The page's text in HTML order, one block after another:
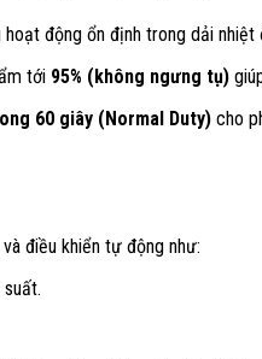
hoạt động ổn định trong dải
tới 95% (không ngưng tụ)
60 giây (Normal Duty) cho
điều khiển tự động như: